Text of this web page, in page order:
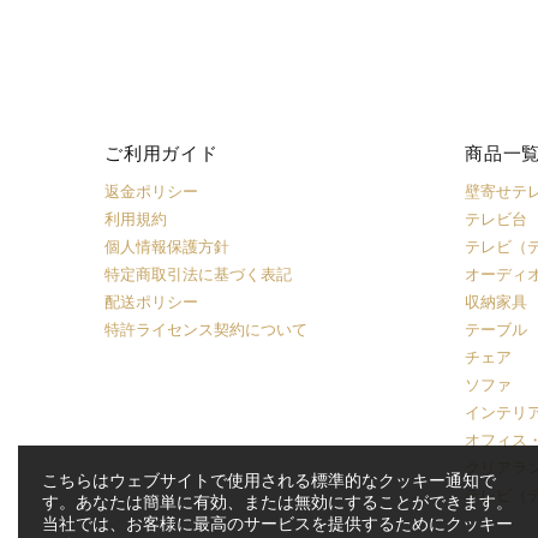
ご利用ガイド
返金ポリシー
利用規約
個人情報保護方針
特定商取引法に基づく表記
配送ポリシー
特許ライセンス契約について
商品一
壁寄せテ
テレビ台
テレビ（
オーディ
収納家具
テーブル
チェア
ソファ
インテリ
オフィス
テレビ（
こちらはウェブサイトで使用される標準的なクッキー通知で
す。あなたは簡単に有効、または無効にすることができます。
当社では、お客様に最高のサービスを提供するためにクッキー